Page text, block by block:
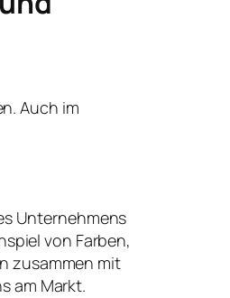
Auch im
Unternehmens
von Farben,
zusammen mit
am Markt.